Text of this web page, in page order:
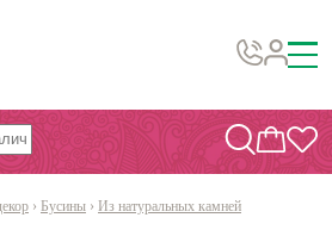
декор
› Бусины › Из натуральных камней